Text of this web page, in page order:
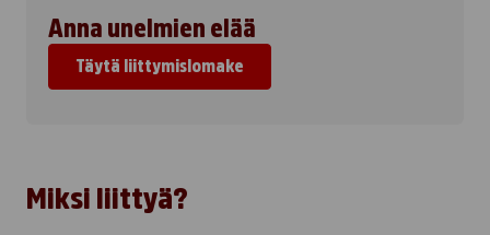
Anna unelmien elää
Täytä liittymislomake
Miksi liittyä?